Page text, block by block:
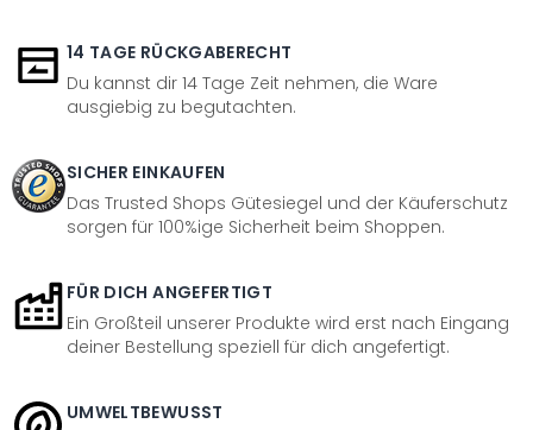
14 TAGE RÜCKGABERECHT
Du kannst dir 14 Tage Zeit nehmen, die Ware
ausgiebig zu begutachten.
SICHER EINKAUFEN
Das Trusted Shops Gütesiegel und der Käuferschutz
sorgen für 100%ige Sicherheit beim Shoppen.
FÜR DICH ANGEFERTIGT
Ein Großteil unserer Produkte wird erst nach Eingang
deiner Bestellung speziell für dich angefertigt.
UMWELTBEWUSST